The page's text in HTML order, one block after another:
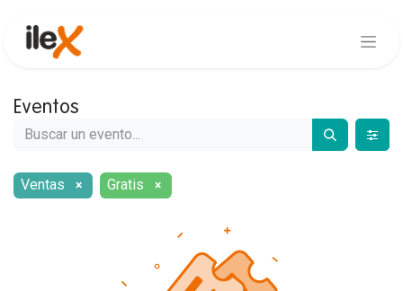
Eventos
Ventas × Gratis ×